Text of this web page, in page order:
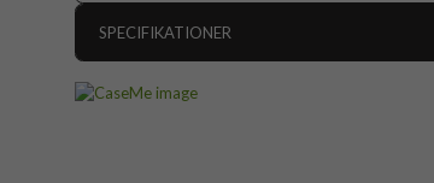
SPECIFIKATIONER